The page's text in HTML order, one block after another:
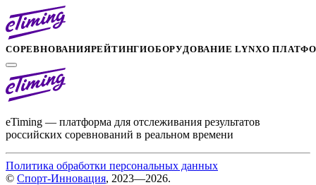
СОРЕВНОВАНИЯРЕЙТИНГИОБОРУДОВАНИЕ LYNXО
eTiming — платформа для отслеживания результатов
российских соревнований в реальном времени
Политика обработки персональных данных
© Спорт-Инновация, 2023—2026.